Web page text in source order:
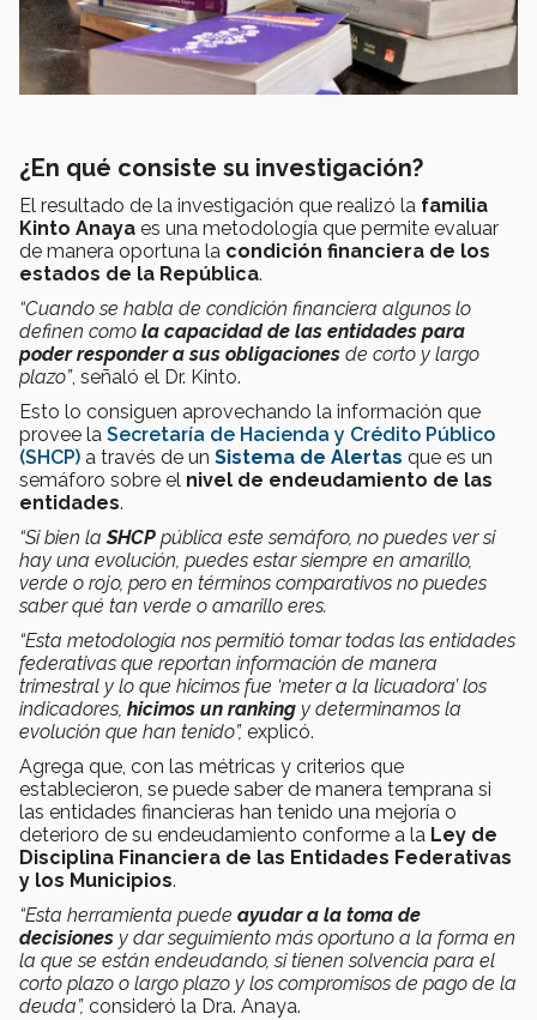
¿En qué consiste su investigación?
El resultado de la investigación que realizó la familia
Kinto Anaya es una metodología que permite evaluar
de manera oportuna la condición financiera de los
estados de la República.
“Cuando se habla de condición financiera algunos lo
definen como la capacidad de las entidades para
poder responder a sus obligaciones de corto y largo
plazo”, señaló el Dr. Kinto.
Esto lo consiguen aprovechando la información que
provee la Secretaría de Hacienda y Crédito Público
(SHCP) a través de un Sistema de Alertas que es un
semáforo sobre el nivel de endeudamiento de las
entidades.
“Si bien laSHCP pública este semáforo, no puedes ver si
hay una evolución, puedes estar siempre en amarillo,
verde o rojo, pero en términos comparativos no puedes
saber qué tan verde o amarillo eres.
“Esta metodología nos permitió tomar todas las entidades
federativas que reportan información de manera
trimestral y lo que hicimos fue ‘meter a la licuadora’ los
indicadores, hicimos un ranking y determinamos la
evolución que han tenido”, explicó.
Agrega que, con las métricas y criterios que
establecieron, se puede saber de manera temprana si
las entidades financieras han tenido una mejoría o
deterioro de su endeudamiento conforme a la Ley de
Disciplina Financiera de las Entidades Federativas
y los Municipios.
“Esta herramienta puede ayudar a la toma de
decisiones y dar seguimiento más oportuno a la forma en
la que se están endeudando, si tienen solvencia para el
corto plazo o largo plazo y los compromisos de pago de la
deuda”, consideró la Dra. Anaya.